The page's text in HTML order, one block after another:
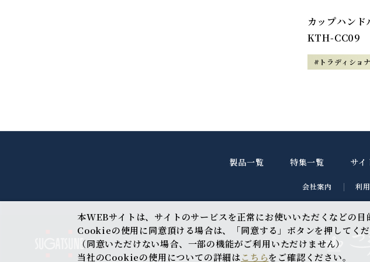
カップハン
KTH-CC09
#トラディショ
本WEBサイトは、サイトのサービスを正常にお使いいただくなどの
Cookieの使用に同意頂ける場合は、「同意する」ボタンを押してくだ
（同意いただけない場合、一部の機能がご利用いただけません）
当社のCookieの使用についての詳細はこちらをご確認ください。
製品一覧 特集一覧 サイ
会社案内 利